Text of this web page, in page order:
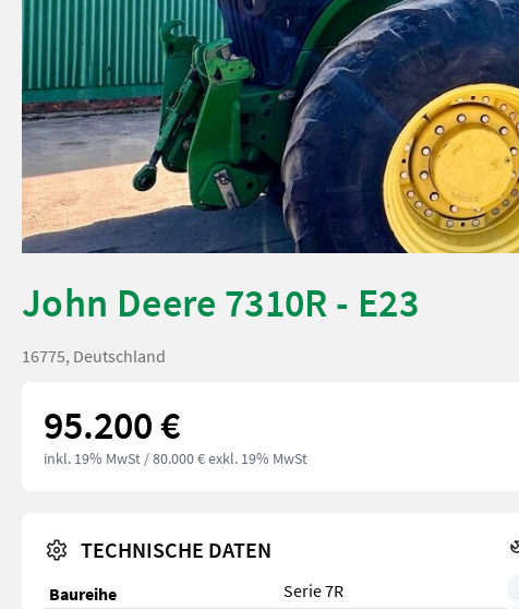
John Deere 7310R - E23
16775, Deutschland
95.200 €
inkl. 19% MwSt / 80.000 € exkl. 19% MwSt
TECHNISCHE DATEN
Baureihe
Serie 7R